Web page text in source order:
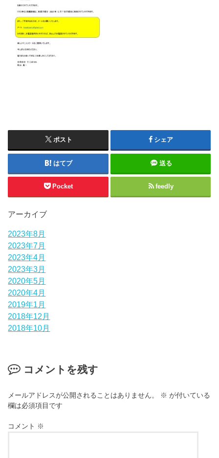
ポスト シェア
はてブ 送る
Pocket feedly
アーカイブ
2023年8月
2023年7月
2023年4月
2023年3月
2020年5月
2020年4月
2019年1月
2018年12月
2018年10月
コメントを残す
メールアドレスが公開されることはありません。 ※ が付いている
欄は必須項目です
コメント ※